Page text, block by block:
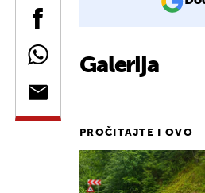
Galerija
PROČITAJTE I OVO